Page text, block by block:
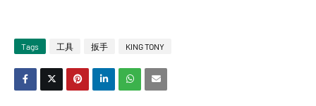
Tags 工具 扳手 KING TONY